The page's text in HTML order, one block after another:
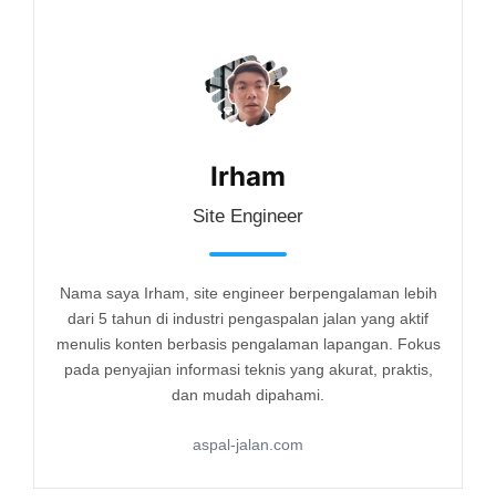
Irham
Site Engineer
Nama saya Irham, site engineer berpengalaman lebih
dari 5 tahun di industri pengaspalan jalan yang aktif
menulis konten berbasis pengalaman lapangan. Fokus
pada penyajian informasi teknis yang akurat, praktis,
dan mudah dipahami.
aspal-jalan.com